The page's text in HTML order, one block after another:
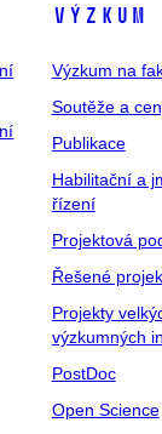
Výzkum
Výzkum na
Soutěže a
Publikace
Habilitační a
řízení
Projektová
Řešené
Projekty
výzkumných
PostDoc
Open Science